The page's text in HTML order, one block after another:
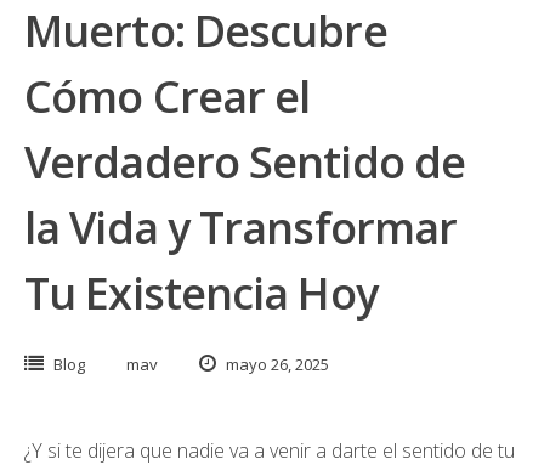
Muerto: Descubre
Cómo Crear el
Verdadero Sentido de
la Vida y Transformar
Tu Existencia Hoy
Blog mav mayo 26, 2025
¿Y si te dijera que nadie va a venir a darte el sentido de tu